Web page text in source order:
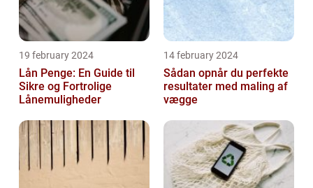
19 february 2024
Lån Penge: En Guide til
Sikre og Fortrolige
Lånemuligheder
14 february 2024
Sådan opnår du perfekte
resultater med maling af
vægge